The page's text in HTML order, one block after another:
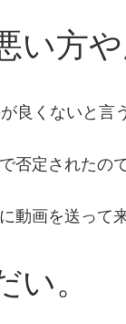
い方
良くないと言
否定されたので
動画を送って
。